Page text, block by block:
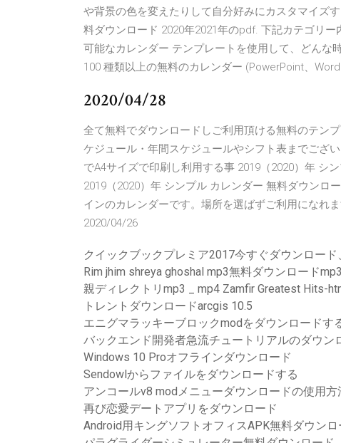
や背景の色を変えたりして自分好みにカスタマイズ
料ダウンロード 2020年2021年のpdf. 下記カテゴリ
可能なカレンダー テンプレートを使用して、どんな
100 種類以上の無料のカレンダー (PowerPoint、
2020/04/28
全て無料でダウンロードしご利用頂ける無料のテン
ケジュール・年間スケジュールやシフト表までござ
でA4サイズで印刷し利用する事 2019（2020）年 シ
2019（2020）年 シンプル カレンダー 無料ダウンロ
インのカレンダーです。場所を選ばずご利用になれ
2020/04/26
クイックブックプレミア2017今すぐダウンロード
Rim jhim shreya ghoshal mp3無料ダウンロード
親ディレクトリmp3 _ mp4 Zamfir Greatest Hits-
トレントダウンロードarcgis 10.5
エニグマラッキーブロックmodをダウンロードす
バックエンド開発者急流チュートリアルのダウン
Windows 10 Proオフラインダウンロード
Sendowlからファイルをダウンロードする
アンコールv8 modメニューダウンロードの使用方
再び恋愛デートアプリをダウンロード
Android用キングソフトオフィスAPK無料ダウンロ